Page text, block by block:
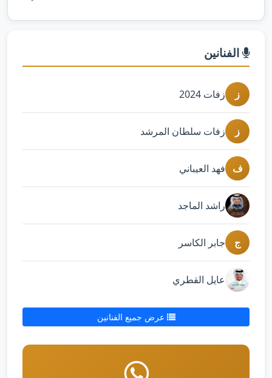
الفنانين
ز زفات 2024
ز زفات سلطان المرشد
ف فهد العيباني
راشد الماجد
ج جابر الكاسر
عايل القطري
عرض جميع الفنانين